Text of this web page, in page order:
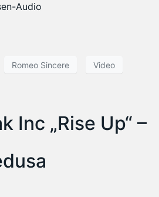
Audio
Romeo Sincere Video
Inc „Rise Up“ –